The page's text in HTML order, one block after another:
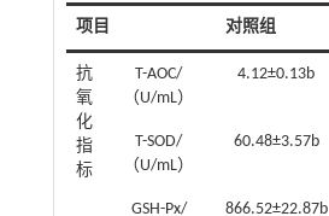
项目 对照组
抗
氧
化
指
标
T-AOC/
（U/mL）
4.12±0.13b
T-SOD/
（U/mL）
60.48±3.57b
GSH-Px/
866.52±22.87b